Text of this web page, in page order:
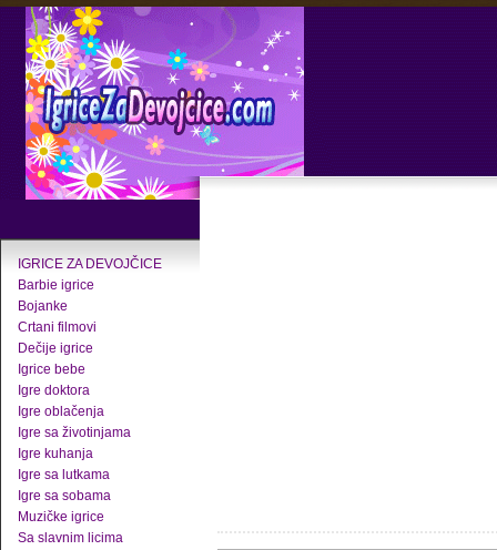
IGRICE ZA DEVOJČICE
Barbie igrice
Bojanke
Crtani filmovi
Dečije igrice
Igrice bebe
Igre doktora
Igre oblačenja
Igre sa životinjama
Igre kuhanja
Igre sa lutkama
Igre sa sobama
Muzičke igrice
Sa slavnim licima